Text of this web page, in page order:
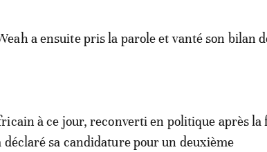
a ensuite pris la parole et vanté son bilan
à ce jour, reconverti en politique après la
sa candidature pour un deuxième